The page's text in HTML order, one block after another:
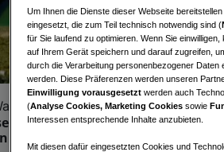
mit Schwimmteich und
Toren der Wachau und der
Um Ihnen die Dienste dieser Webseite
eingesetzt, die zum Teil technisch notwendig sind (
für Sie laufend zu optimieren. Wenn Sie
auf Ihrem Gerät speichern und darauf zugreifen,
durch die Verarbeitung personenbezogener
werden. Diese Präferenzen werden unseren
Einwilligung vorausgesetzt werden auch
(Analyse Cookies, Marketing Cookies sowie
Interessen entsprechende Inhalte anzubieten.
Mit diesen dafür eingesetzten Cookies und